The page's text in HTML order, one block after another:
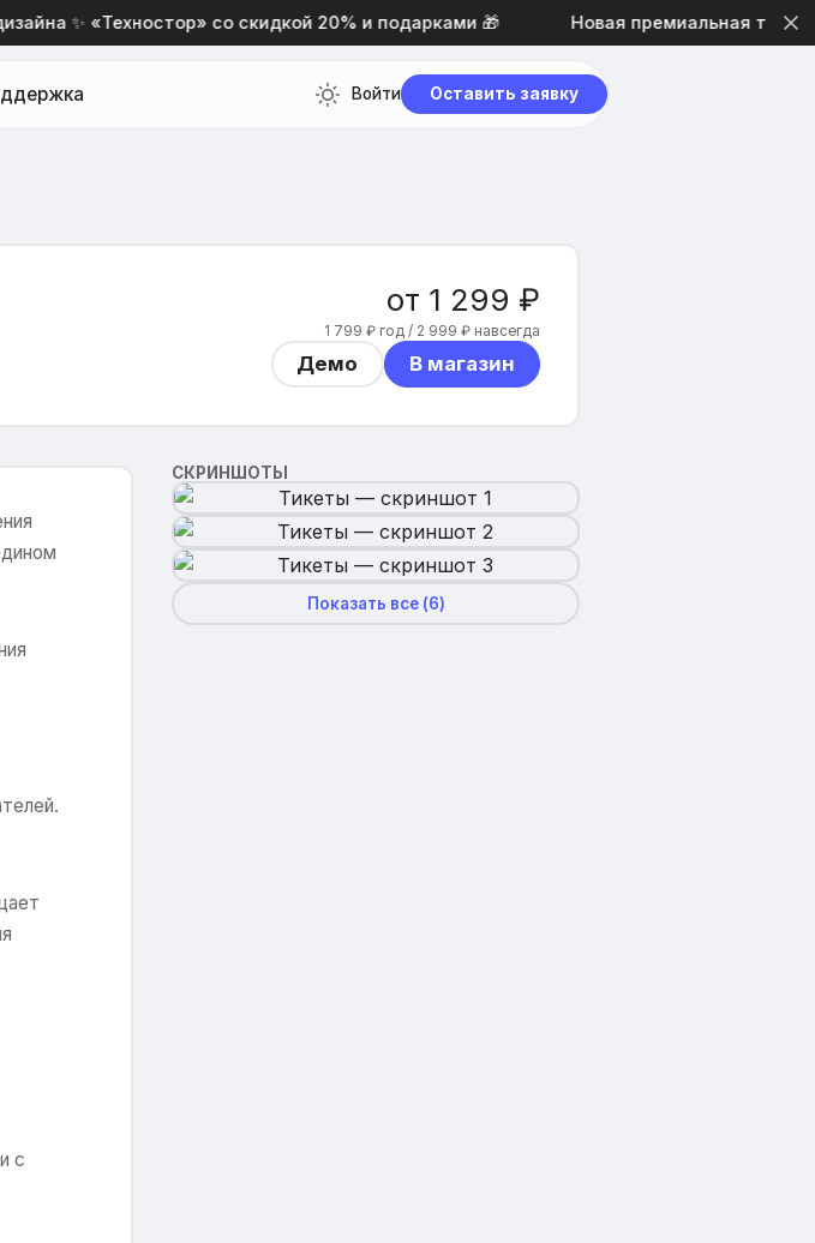
✨ «Техностор» со скидкой 20% и подарками 🎁 Новая премиальная тема
Войти Оставить заявку
от 1 299 ₽
1 799 ₽ год / 2 999 ₽ навсегда
Демо В магазин
с
СКРИНШОТЫ
Показать все (6)